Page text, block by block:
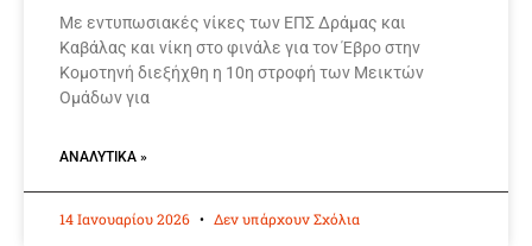
Με εντυπωσιακές νίκες των ΕΠΣ Δράμας και
Καβάλας και νίκη στο φινάλε για τον Έβρο στην
Κομοτηνή διεξήχθη η 10η στροφή των Μεικτών
Ομάδων για
ΑΝΑΛΥΤΙΚΆ »
14 Ιανουαρίου 2026 Δεν υπάρχουν Σχόλια